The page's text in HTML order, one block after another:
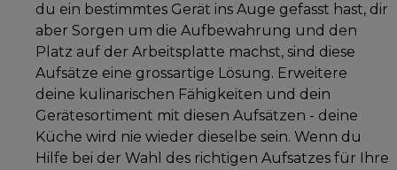
du ein bestimmtes Gerät ins Auge gefasst hast, dir
aber Sorgen um die Aufbewahrung und den
Platz auf der Arbeitsplatte machst, sind diese
Aufsätze eine grossartige Lösung. Erweitere
deine kulinarischen Fähigkeiten und dein
Gerätesortiment mit diesen Aufsätzen - deine
Küche wird nie wieder dieselbe sein. Wenn du
Hilfe bei der Wahl des richtigen Aufsatzes für Ihre